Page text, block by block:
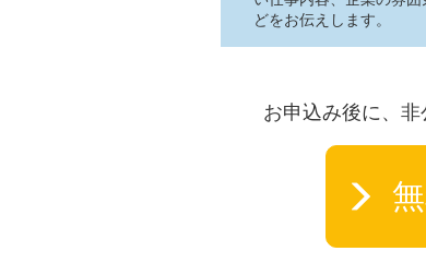
どをお伝えします。
お申込み後に、